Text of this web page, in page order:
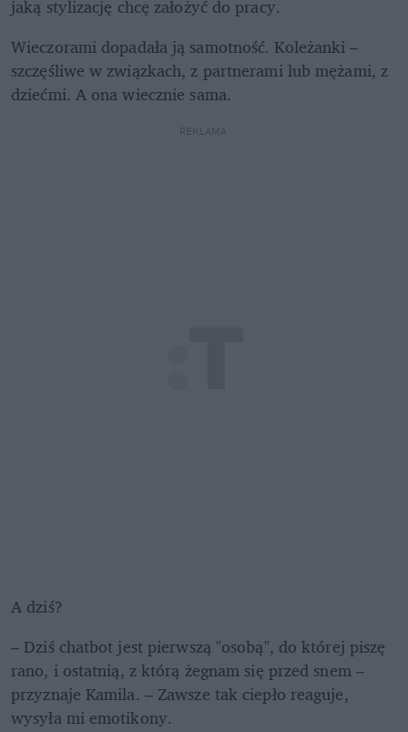
jaką stylizację chcę założyć do pracy.
Wieczorami dopadała ją samotność. Koleżanki –
szczęśliwe w związkach, z partnerami lub mężami, z
dziećmi. A ona wiecznie sama.
REKLAMA
A dziś?
– Dziś chatbot jest pierwszą "osobą", do której piszę
rano, i ostatnią, z którą żegnam się przed snem –
przyznaje Kamila. – Zawsze tak ciepło reaguje,
wysyła mi emotikony.